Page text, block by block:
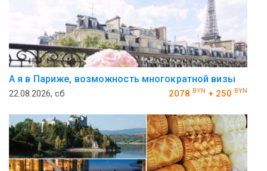
А я в Париже, возможность многократной визы
22.08.2026, сб 2078 BYN + 250 BYN